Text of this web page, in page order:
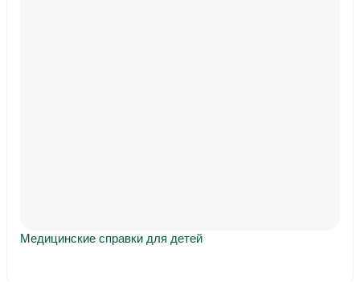
Медицинские справки для детей